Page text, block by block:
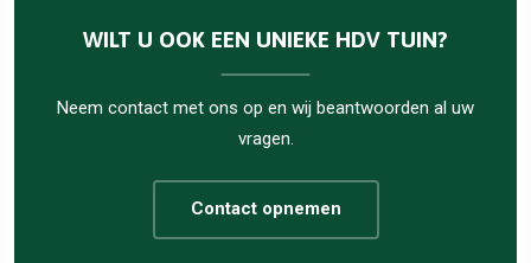
WILT U OOK EEN UNIEKE HDV TUIN?
Neem contact met ons op en wij beantwoorden al uw
vragen.
Contact opnemen